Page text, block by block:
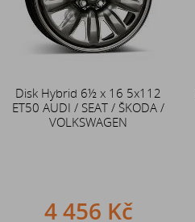
Disk Hybrid 6½ x 16 5x112
ET50 AUDI / SEAT / ŠKODA /
VOLKSWAGEN
4 456 Kč